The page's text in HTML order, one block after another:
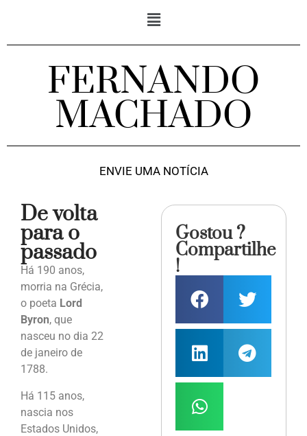
FERNANDO
MACHADO
ENVIE UMA NOTÍCIA
De volta
para o
passado
Há 190 anos,
morria na Grécia,
o poeta Lord
Byron, que
nasceu no dia 22
de janeiro de
1788.
Há 115 anos,
nascia nos
Estados Unidos,
Gostou ?
Compartilhe
!